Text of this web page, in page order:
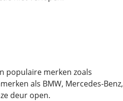
populaire merken zoals
als BMW, Mercedes-Benz,
deur open.